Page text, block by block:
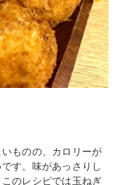
ものの、カロリーが
す。味があっさりし
のレシピでは玉ねぎ